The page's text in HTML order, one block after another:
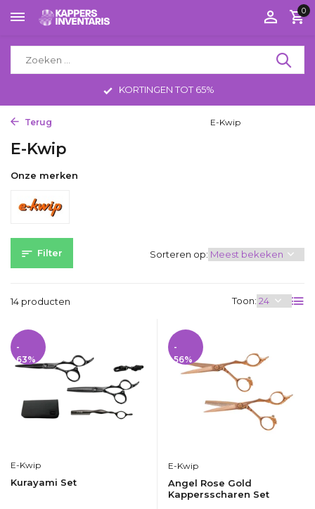
0
KORTINGEN TOT 65%
Terug E-Kwip
E-Kwip
Onze merken
Filter
14 producten Toon:
Sorteren op:
-
63%
E-Kwip
Kurayami Set
-
56%
E-Kwip
Angel Rose Gold
Kappersscharen Set